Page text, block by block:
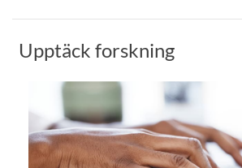
Upptäck forskning